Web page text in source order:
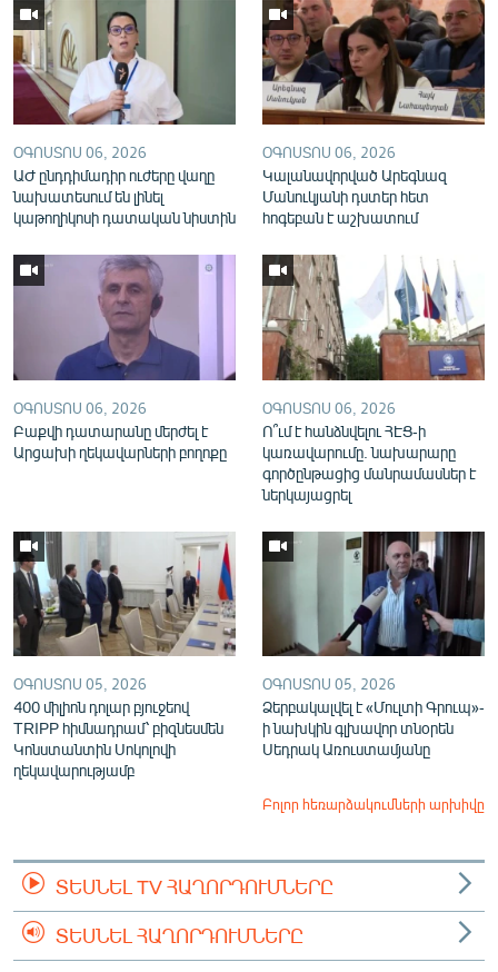
Русский
ՀԵՏԵՎԵՔ ՄԵԶ
ՕԳՈՍՏՈՍ 06, 2026
ԱԺ ընդդիմադիր ուժերը վաղը
նախատեսում են լինել
կաթողիկոսի դատական նիստին
ՕԳՈՍՏՈՍ 06, 2026
Կալանավորված Արեգնազ
Մանուկյանի դստեր հետ
հոգեբան է աշխատում
ՕԳՈՍՏՈՍ 06, 2026
Բաքվի դատարանը մերժել է
Արցախի ղեկավարների բողոքը
ՕԳՈՍՏՈՍ 06, 2026
Ո՞ւմ է հանձնվելու ՀԷՑ-ի
կառավարումը. նախարարը
գործընթացից մանրամասներ է
ներկայացրել
ՕԳՈՍՏՈՍ 05, 2026
400 միլիոն դոլար բյուջեով
TRIPP հիմնադրամ՝ բիզնեսմեն
Կոնստանտին Սոկոլովի
ղեկավարությամբ
ՕԳՈՍՏՈՍ 05, 2026
Ձերբակալվել է «Մուլտի Գրուպ»-
ի նախկին գլխավոր տնօրեն
Սեդրակ Առուստամյանը
Բոլոր հեռարձակումների արխիվը
ՏԵՍՆԵԼ TV ՀԱՂՈՐԴՈՒՄՆԵՐԸ
ՏԵՍՆԵԼ ՀԱՂՈՐԴՈՒՄՆԵՐԸ